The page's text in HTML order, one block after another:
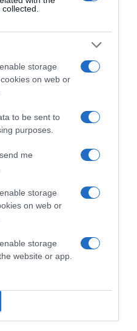
storage
on web or
to be sent to
purposes.
me
storage
on web or
storage
website or app.
kánikulában: így mentheted